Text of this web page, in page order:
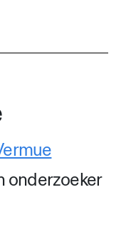
onderzoeker